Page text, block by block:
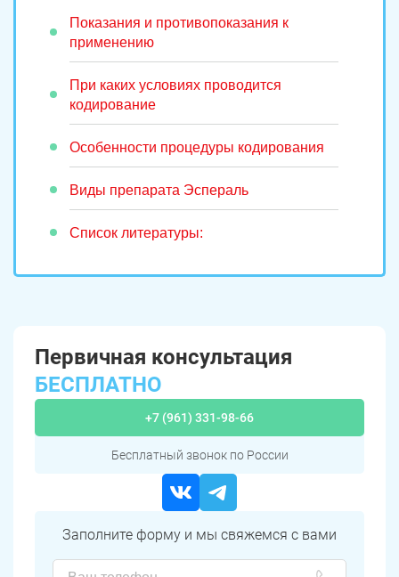
Показания и противопоказания к
применению
При каких условиях проводится
кодирование
Особенности процедуры кодирования
Виды препарата Эспераль
Список литературы:
Первичная консультация
БЕСПЛАТНО
+7 (961) 331-98-66
Бесплатный звонок по России
Заполните форму и мы свяжемся с вами